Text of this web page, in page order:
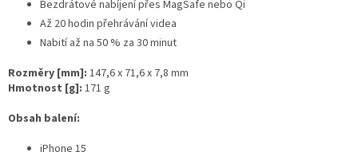
Bezdrátové nabíjení přes MagSafe nebo Qi
Až 20 hodin přehrávání videa
Nabití až na 50 % za 30 minut
Rozměry [mm]: 147,6 x 71,6 x 7,8 mm
Hmotnost [g]: 171 g
Obsah balení: